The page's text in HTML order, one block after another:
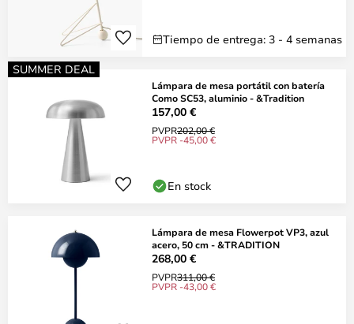
Tiempo de entrega: 3 - 4 semanas
SUMMER DEAL
Lámpara de mesa portátil con batería
Como SC53, aluminio - &Tradition
157,00 €
PVPR202,00 €
PVPR -45,00 €
En stock
Lámpara de mesa Flowerpot VP3, azul
acero, 50 cm - &TRADITION
268,00 €
PVPR311,00 €
PVPR -43,00 €